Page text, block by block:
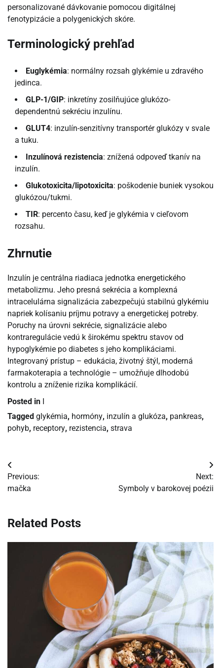
personalizované dávkovanie pomocou digitálnej
fenotypizácie a polygenických skóre.
Terminologický prehľad
Euglykémia: normálny rozsah glykémie u zdravého
jedinca.
GLP-1/GIP: inkretíny zosilňujúce glukózo-
dependentnú sekréciu inzulínu.
GLUT4: inzulín-senzitívny transportér glukózy v svale
a tuku.
Inzulínová rezistencia: znížená odpoveď tkanív na
inzulín.
Glukotoxicita/lipotoxicita: poškodenie buniek vysokou
glukózou/tukmi.
TIR: percento času, keď je glykémia v cieľovom
rozsahu.
Zhrnutie
Inzulín je centrálna riadiaca jednotka energetického
metabolizmu. Jeho presná sekrécia a komplexná
intracelulárna signalizácia zabezpečujú stabilnú glykémiu
napriek kolísaniu príjmu potravy a energetickej potreby.
Poruchy na úrovni sekrécie, signalizácie alebo
kontraregulácie vedú k širokému spektru stavov od
hypoglykémie po diabetes s jeho komplikáciami.
Integrovaný prístup – edukácia, životný štýl, moderná
farmakoterapia a technológie – umožňuje dlhodobú
kontrolu a zníženie rizika komplikácií.
Posted in I
Tagged glykémia, hormóny, inzulín a glukóza, pankreas,
pohyb, receptory, rezistencia, strava
Navigácia
v
Previous:
mačka
Next:
Symboly v barokovej poézii
Related Posts